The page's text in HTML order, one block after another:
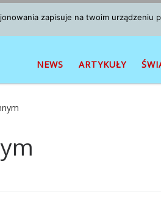
NEWS ARTYKUŁY
zapisuje na twoim